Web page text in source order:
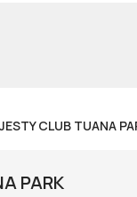
CLUB TUANA
PARK